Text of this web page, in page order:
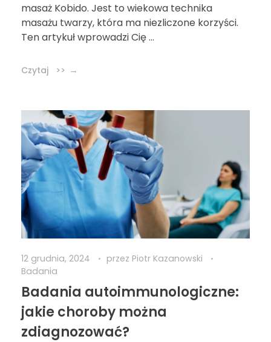
masaż Kobido. Jest to wiekowa technika
masażu twarzy, która ma niezliczone korzyści.
Ten artykuł wprowadzi Cię ...
Czytaj >>
12 grudnia, 2024 przez Piotr Kazanowski
Badania
Badania autoimmunologiczne:
jakie choroby można
zdiagnozować?